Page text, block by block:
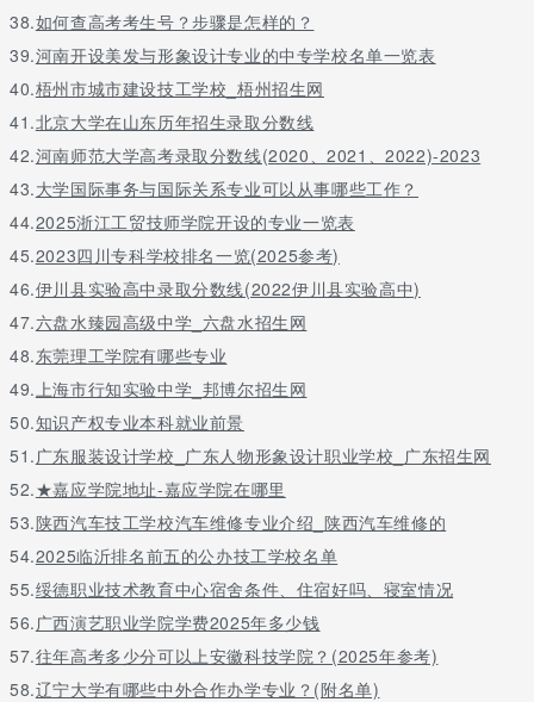
38.如何查高考考生号？步骤是怎样的？
39.河南开设美发与形象设计专业的中专学校名单一览表
40.梧州市城市建设技工学校_梧州招生网
41.北京大学在山东历年招生录取分数线
42.河南师范大学高考录取分数线(2020、2021、2022)-2023
43.大学国际事务与国际关系专业可以从事哪些工作？
44.2025浙江工贸技师学院开设的专业一览表
45.2023四川专科学校排名一览(2025参考)
46.伊川县实验高中录取分数线(2022伊川县实验高中)
47.六盘水臻园高级中学_六盘水招生网
48.东莞理工学院有哪些专业
49. 上海市行知实验中学_邦博尔招生网
50.知识产权专业本科就业前景
51. 广东服装设计学校_广东人物形象设计职业学校_广东招生网
52.★嘉应学院地址-嘉应学院在哪里
53.陕西汽车技工学校汽车维修专业介绍_陕西汽车维修的
54.2025临沂排名前五的公办技工学校名单
55.绥德职业技术教育中心宿舍条件、住宿好吗、寝室情况
56. 广西演艺职业学院学费2025年多少钱
57.往年高考多少分可以上安徽科技学院？(2025年参考)
58.辽宁大学有哪些中外合作办学专业？(附名单)